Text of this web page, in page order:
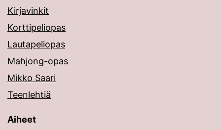
Kirjavinkit
Korttipeliopas
Lautapeliopas
Mahjong-opas
Mikko Saari
Teenlehtiä
Aiheet